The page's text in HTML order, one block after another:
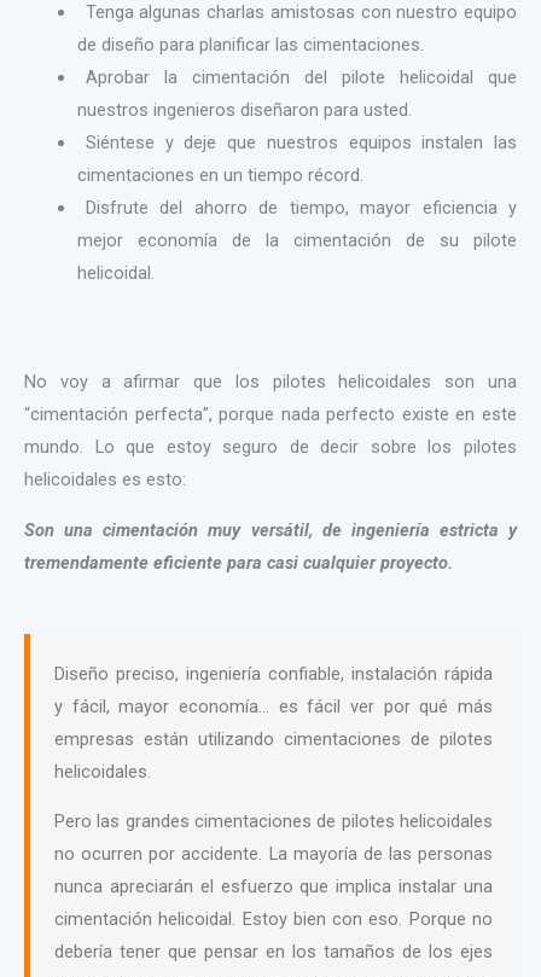
Tenga algunas charlas amistosas con nuestro equipo
de diseño para planificar las cimentaciones.
Aprobar la cimentación del pilote helicoidal que
nuestros ingenieros diseñaron para usted.
Siéntese y deje que nuestros equipos instalen las
cimentaciones en un tiempo récord.
Disfrute del ahorro de tiempo, mayor eficiencia y
mejor economía de la cimentación de su pilote
helicoidal.
No voy a afirmar que los pilotes helicoidales son una
“cimentación perfecta”, porque nada perfecto existe en este
mundo. Lo que estoy seguro de decir sobre los pilotes
helicoidales es esto:
Son una cimentación muy versátil, de ingeniería estricta y
tremendamente eficiente para casi cualquier proyecto.
Diseño preciso, ingeniería confiable, instalación rápida
y fácil, mayor economía… es fácil ver por qué más
empresas están utilizando cimentaciones de pilotes
helicoidales.
Pero las grandes cimentaciones de pilotes helicoidales
no ocurren por accidente. La mayoría de las personas
nunca apreciarán el esfuerzo que implica instalar una
cimentación helicoidal. Estoy bien con eso. Porque no
debería tener que pensar en los tamaños de los ejes